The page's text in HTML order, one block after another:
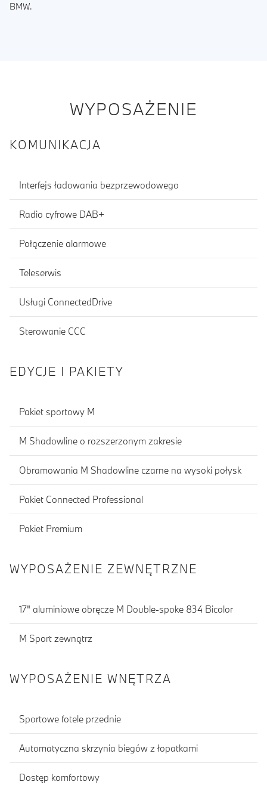
BMW.
WYPOSAŻENIE
KOMUNIKACJA
Interfejs ładowania bezprzewodowego
Radio cyfrowe DAB+
Połączenie alarmowe
Teleserwis
Usługi ConnectedDrive
Sterowanie CCC
EDYCJE I PAKIETY
Pakiet sportowy M
M Shadowline o rozszerzonym zakresie
Obramowania M Shadowline czarne na wysoki połysk
Pakiet Connected Professional
Pakiet Premium
WYPOSAŻENIE ZEWNĘTRZNE
17" aluminiowe obręcze M Double-spoke 834 Bicolor
M Sport zewnątrz
WYPOSAŻENIE WNĘTRZA
Sportowe fotele przednie
Automatyczna skrzynia biegów z łopatkami
Dostęp komfortowy